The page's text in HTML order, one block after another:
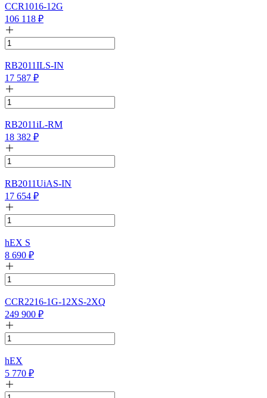
CCR1016-12G
106 118 ₽
RB2011ILS-IN
17 587 ₽
RB2011iL-RM
18 382 ₽
RB2011UiAS-IN
17 654 ₽
hEX S
8 690 ₽
CCR2216-1G-12XS-2XQ
249 900 ₽
hEX
5 770 ₽